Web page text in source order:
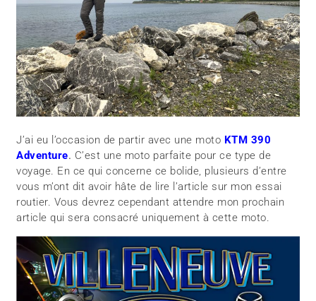
J’ai eu l’occasion de partir avec une moto KTM 390
Adventure. C’est une moto parfaite pour ce type de
voyage. En ce qui concerne ce bolide, plusieurs d’entre
vous m’ont dit avoir hâte de lire l’article sur mon essai
routier. Vous devrez cependant attendre mon prochain
article qui sera consacré uniquement à cette moto.